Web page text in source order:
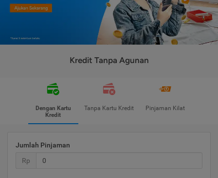
Kredit Tanpa Agunan
Dengan Kartu
Kredit
Tanpa Kartu Kredit Pinjaman Kilat
Jumlah Pinjaman
Rp